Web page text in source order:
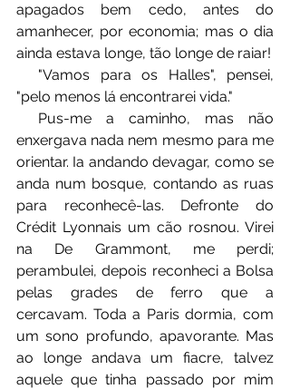
apagados bem cedo, antes do
amanhecer, por economia; mas o dia
ainda estava longe, tão longe de raiar!
⠀⠀"Vamos para os Halles", pensei,
"pelo menos lá encontrarei vida."
⠀⠀Pus-me a caminho, mas não
enxergava nada nem mesmo para me
orientar. Ia andando devagar, como se
anda num bosque, contando as ruas
para reconhecê-las. Defronte do
Crédit Lyonnais um cão rosnou. Virei
na De Grammont, me perdi;
perambulei, depois reconheci a Bolsa
pelas grades de ferro que a
cercavam. Toda a Paris dormia, com
um sono profundo, apavorante. Mas
ao longe andava um fiacre, talvez
aquele que tinha passado por mim